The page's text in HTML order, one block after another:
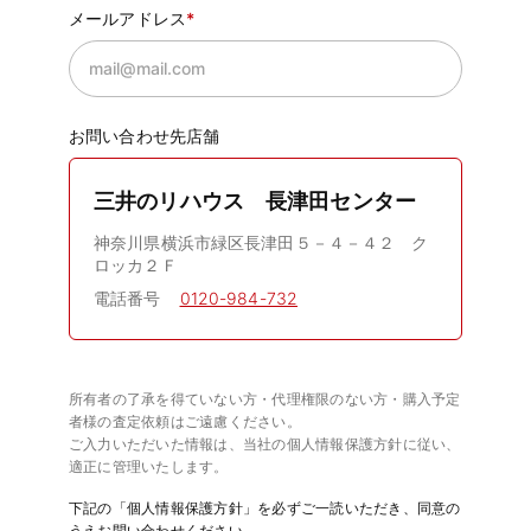
メールアドレス
お問い合わせ先店舗
三井のリハウス 長津田センター
神奈川県横浜市緑区長津田５－４－４２ ク
ロッカ２Ｆ
電話番号
0120-984-732
所有者の了承を得ていない方・代理権限のない方・購入予定
者様の査定依頼はご遠慮ください。
ご入力いただいた情報は、当社の個人情報保護方針に従い、
適正に管理いたします。
下記の「個人情報保護方針」を必ずご一読いただき、同意の